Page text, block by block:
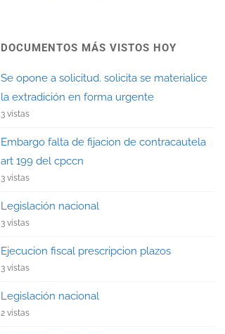
DOCUMENTOS MÁS VISTOS HOY
Se opone a solicitud. solicita se materialice
la extradición en forma urgente
3 vistas
Embargo falta de fijacion de contracautela
art 199 del cpccn
3 vistas
Legislación nacional
3 vistas
Ejecucion fiscal prescripcion plazos
3 vistas
Legislación nacional
2 vistas